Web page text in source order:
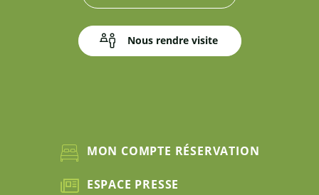
Nous rendre visite
MON COMPTE RÉSERVATION
ESPACE PRESSE